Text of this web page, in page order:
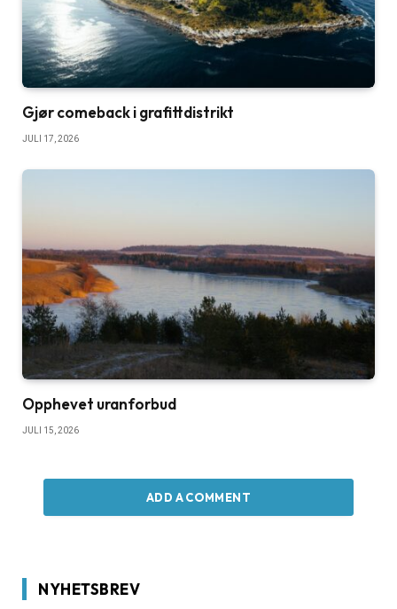
Gjør comeback i grafittdistrikt
JULI 17, 2026
Opphevet uranforbud
JULI 15, 2026
ADD A COMMENT
NYHETSBREV